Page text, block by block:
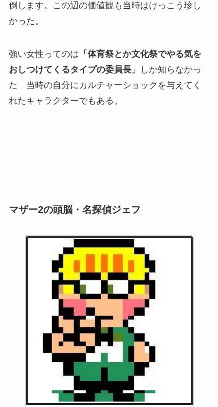
倒します。
この辺の価値観も当時はけっこう珍し
かった。
強い女性ってのは 「体育祭とか文化祭でやる気を
おしつけてくるタイプの委員長」
しか知らなかっ
た 当時の自分にカルチャーショックを与えてく
れたキャラクターでもある。
マザー2の頭脳・名探偵ジェフ